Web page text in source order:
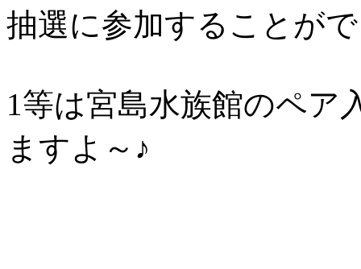
抽選に参加することが
1等は宮島水族館のペア
ますよ～♪